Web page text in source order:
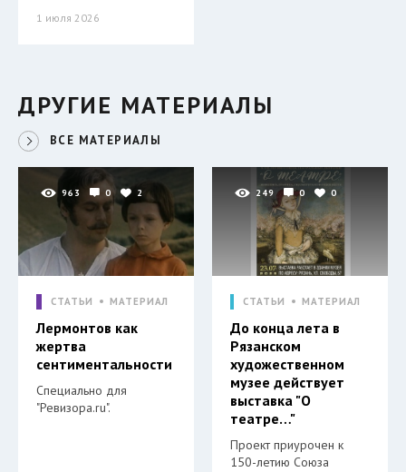
1 июля 2026
ДРУГИЕ МАТЕРИАЛЫ
ВСЕ МАТЕРИАЛЫ
963 0 2
СТАТЬИ МАТЕРИАЛ
Лермонтов как
жертва
сентиментальности
Специально для
"Ревизора.ru".
249 0 0
СТАТЬИ МАТЕРИАЛ
До конца лета в
Рязанском
художественном
музее действует
выставка "О
театре…"
Проект приурочен к
150-летию Союза